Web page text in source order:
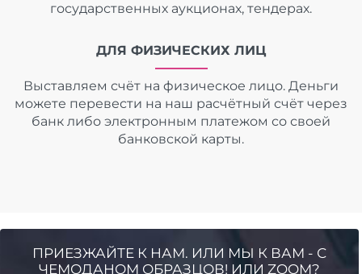
государственных аукционах, тендерах.
ДЛЯ ФИЗИЧЕСКИХ ЛИЦ
Выставляем счёт на физическое лицо. Деньги
можете перевести на наш расчётный счёт через
банк либо электронным платежом со своей
банковской карты.
ПРИЕЗЖАЙТЕ К НАМ. ИЛИ МЫ К ВАМ - С
ЧЕМОДАНОМ ОБРАЗЦОВ! ИЛИ ZOOM?